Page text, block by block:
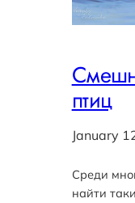
птиц
January
Среди
найти